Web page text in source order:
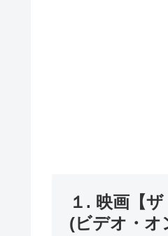
１. 映画【
(ビデオ・オ